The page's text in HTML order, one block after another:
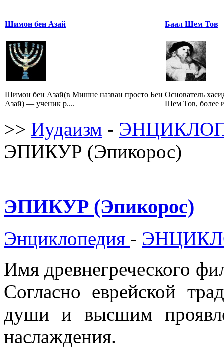
Шимон бен Азай
Шимон бен Азай(в Мишне назван просто Бен
Азай) — ученик р....
Баал Шем Тов
Основатель
Шем Тов, более
>> Иудаизм -
ЭПИКУР (Эпикорос)
ЭПИКУР (Эпикорос)
Энциклопедия -
Имя древнегреческого
Согласно еврейской
души и высшим
наслаждения.